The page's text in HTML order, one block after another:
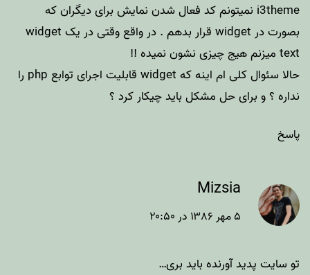
i3theme نمیتونم کد فعال شدن نمایش برای دیگران که
بصورت در widget قرار بدهم . در واقع وقتی در یک widget
text میزنم هیج چیزی نشون نمیده !!
حالا سئوال کلی ام اینه که widget قابلیت اجرای توابع php را
نداره ؟ و برای حل مشکل باید چیکار کرد ؟
پاسخ
Mizsia
۵ مهر ۱۳۸۶ در ۲۰:۵۰
تو سایت پدید آورنده باید بری…